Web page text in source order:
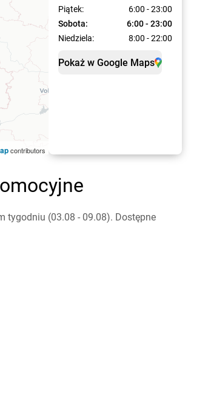
Piątek:
6:00 - 23:00
Sobota:
6:00 - 23:00
Niedziela:
8:00 - 22:00
Pokaż w Google Maps
contributors
tygodniu (03.08 - 09.08). Dostępne